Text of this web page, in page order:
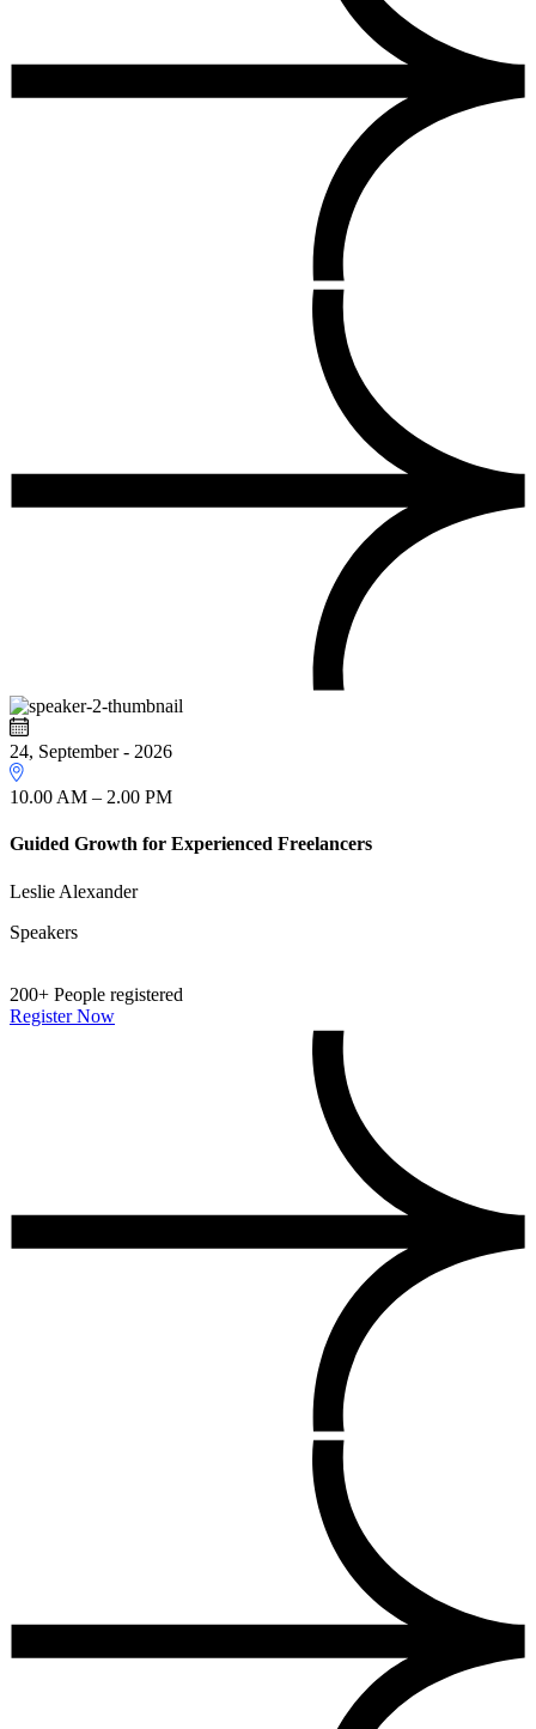
24, September - 2026
10.00 AM – 2.00 PM
Guided Growth for Experienced Freelancers
Leslie Alexander
Speakers
200+ People registered
Register Now